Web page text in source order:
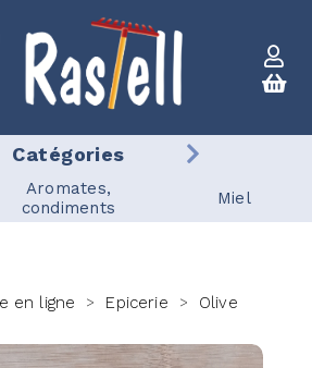
Catégories
Aromates,
condiments
Miel
en ligne > Epicerie > Olive